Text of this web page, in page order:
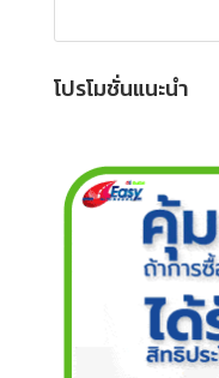
โปรโมชั่นแนะนำ